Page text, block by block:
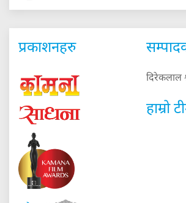
प्रकाशनहरु
दिरेकलाल
हाम्रो